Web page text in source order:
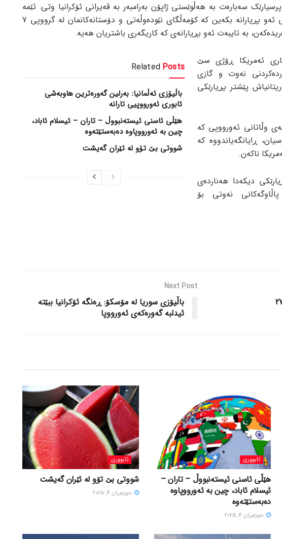
سەبارەت بە هەڵوێستی ژاپۆن بەرامبەر بە قەیرانی ئۆکرانیا وتی: ئێمە
دەمانەوێت تاوتوێی ئەو بڕیارانە بکەین کە کۆمەڵگای نێودەوڵەتی و دۆستانەکانمان لە گرووپی 7
بە تایبەت ئەو بڕیارانەی کە کاریگەری باشتریان هەیە.
Related Posts
باڵیۆزی ئەڵمانیا: بەرلین گەورەترین هاوبەشی
ئابوری ئەورووپیی تارانە
هێڵی ئاسنی ئیستەنبووڵ – تاران – ئیسلام ئاباد،
چین بە ئەورووپاوە دەبەستێتەوە
شووتی بێ تۆو لە ئێران گەیشت
ئەمریکا ڕۆژی سێ
نەوت و گازی
پێشتر بڕیارێکی
وڵاتانی ئەورووپی کە
ڕایانگەیاندووە کە
ناکەن.
دیکەدا هەناردەی
نەوتی بۆ
Next Post
باڵیۆزی سوریا لە مۆسکۆ: ڕەنگە ئۆکرانیا ببێتە
ئیدلبە گەورەکەی ئەورووپا
ئابووری
هێڵی ئاسنی ئیستەنبووڵ – تاران –
ئیسلام ئاباد، چین بە ئەورووپاوە
دەبەستێتەوە
حوزه‌یران 4, 2025
ئابووری
شووتی بێ تۆو لە ئێران گەیشت
حوزه‌یران 4, 2025